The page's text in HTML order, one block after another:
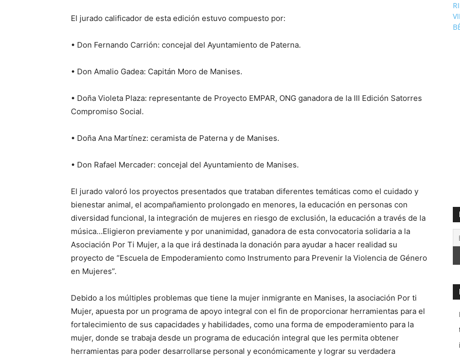
El jurado calificador de esta edición estuvo compuesto por:
• Don Fernando Carrión: concejal del Ayuntamiento de Paterna.
• Don Amalio Gadea: Capitán Moro de Manises.
• Doña Violeta Plaza: representante de Proyecto EMPAR, ONG ganadora de la III Edición Satorres
Compromiso Social.
• Doña Ana Martínez: ceramista de Paterna y de Manises.
• Don Rafael Mercader: concejal del Ayuntamiento de Manises.
El jurado valoró los proyectos presentados que trataban diferentes temáticas como el cuidado y
bienestar animal, el acompañamiento prolongado en menores, la educación en personas con
diversidad funcional, la integración de mujeres en riesgo de exclusión, la educación a través de la
música…Eligieron previamente y por unanimidad, ganadora de esta convocatoria solidaria a la
Asociación Por Ti Mujer, a la que irá destinada la donación para ayudar a hacer realidad su
proyecto de “Escuela de Empoderamiento como Instrumento para Prevenir la Violencia de Género
en Mujeres”.
Debido a los múltiples problemas que tiene la mujer inmigrante en Manises, la asociación Por ti
Mujer, apuesta por un programa de apoyo integral con el fin de proporcionar herramientas para el
fortalecimiento de sus capacidades y habilidades, como una forma de empoderamiento para la
mujer, donde se trabaja desde un programa de educación integral que les permita obtener
herramientas para poder desarrollarse personal y económicamente y lograr su verdadera